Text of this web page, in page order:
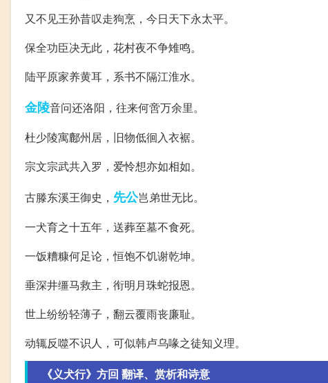
又不见王孙昔叹走狗烹，今日天下永太平。
保全功臣决无此，花村夜不争雉鸣。
陆平原家养黄耳，系书不隔江淮水。
金陵音问还洛阳，往来何啻万余里。
杜少陵寓鄜州居，旧物低徊入衣裾。
宗文宗武共入罗，爱怜想亦如相如。
古滕东溪王御史， 先公岂弟世无比。
一犬育之十五年，送葬至墓不食死。
一饭糟糠何足论，恒饱不饥谢乾坤。
垂深井缰马救主，衔明月珠蛇报恩。
世上纷纷轻薄子，翻云覆雨丧廉耻。
动辄反噬不识人，可似韩卢乌喙之徒知义理。
《义犬行》方回 翻译、赏析和诗意